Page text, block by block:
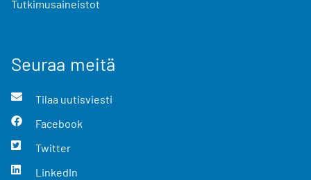
Tutkimusaineistot
Seuraa meitä
Tilaa uutisviesti
Facebook
Twitter
LinkedIn